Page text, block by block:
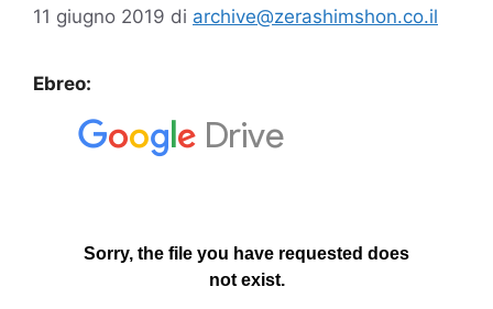
11 giugno 2019 di archive@zerashimshon.co.il
Ebreo: